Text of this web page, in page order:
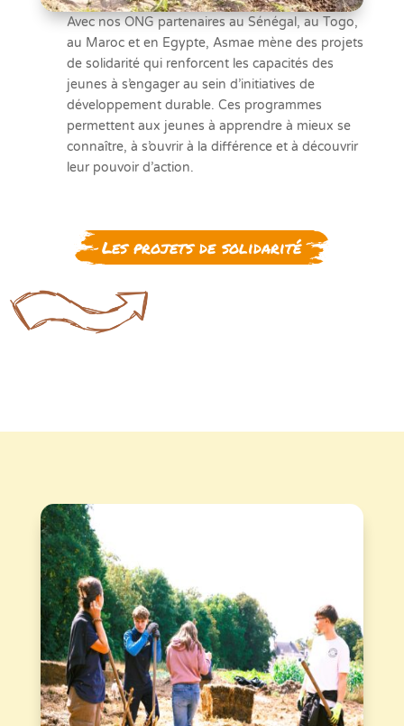
Avec nos ONG partenaires au Sénégal, au Togo,
au Maroc et en Egypte, Asmae mène des projets
de solidarité qui renforcent les capacités des
jeunes à s’engager au sein d’initiatives de
développement durable. Ces programmes
permettent aux jeunes à apprendre à mieux se
connaître, à s’ouvrir à la différence et à découvrir
leur pouvoir d’action.
Les projets de solidarité